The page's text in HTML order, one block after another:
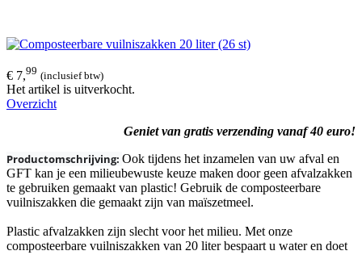
€ 7, 99 (inclusief btw)
Het artikel is uitverkocht.
Overzicht
Geniet van gratis verzending vanaf 40 euro!
Productomschrijving: Ook tijdens het inzamelen van uw afval en
GFT kan je een milieubewuste keuze maken door geen afvalzakken
te gebruiken gemaakt van plastic! Gebruik de composteerbare
vuilniszakken die gemaakt zijn van maïszetmeel.
Plastic afvalzakken zijn slecht voor het milieu. Met onze
composteerbare vuilniszakken van 20 liter bespaart u water en doet